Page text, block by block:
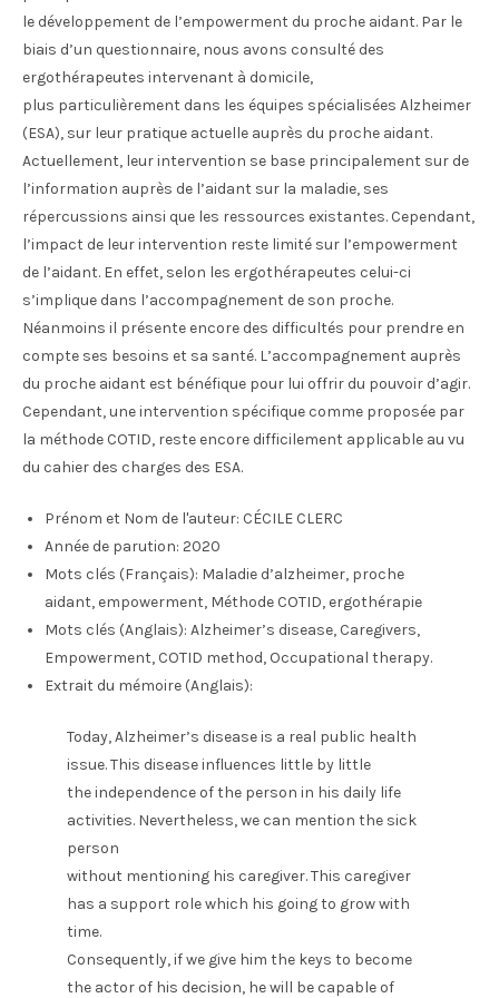
le développement de l’empowerment du proche aidant. Par le
biais d’un questionnaire, nous avons consulté des
ergothérapeutes intervenant à domicile,
plus particulièrement dans les équipes spécialisées Alzheimer
(ESA), sur leur pratique actuelle auprès du proche aidant.
Actuellement, leur intervention se base principalement sur de
l’information auprès de l’aidant sur la maladie, ses
répercussions ainsi que les ressources existantes. Cependant,
l’impact de leur intervention reste limité sur l’empowerment
de l’aidant. En effet, selon les ergothérapeutes celui-ci
s’implique dans l’accompagnement de son proche.
Néanmoins il présente encore des difficultés pour prendre en
compte ses besoins et sa santé. L’accompagnement auprès
du proche aidant est bénéfique pour lui offrir du pouvoir d’agir.
Cependant, une intervention spécifique comme proposée par
la méthode COTID, reste encore difficilement applicable au vu
du cahier des charges des ESA.
Prénom et Nom de l'auteur: CÉCILE CLERC
Année de parution: 2020
Mots clés (Français): Maladie d’alzheimer, proche
aidant, empowerment, Méthode COTID, ergothérapie
Mots clés (Anglais): Alzheimer’s disease, Caregivers,
Empowerment, COTID method, Occupational therapy.
Extrait du mémoire (Anglais):
Today, Alzheimer’s disease is a real public health
issue. This disease influences little by little
the independence of the person in his daily life
activities. Nevertheless, we can mention the sick
person
without mentioning his caregiver. This caregiver
has a support role which his going to grow with
time.
Consequently, if we give him the keys to become
the actor of his decision, he will be capable of